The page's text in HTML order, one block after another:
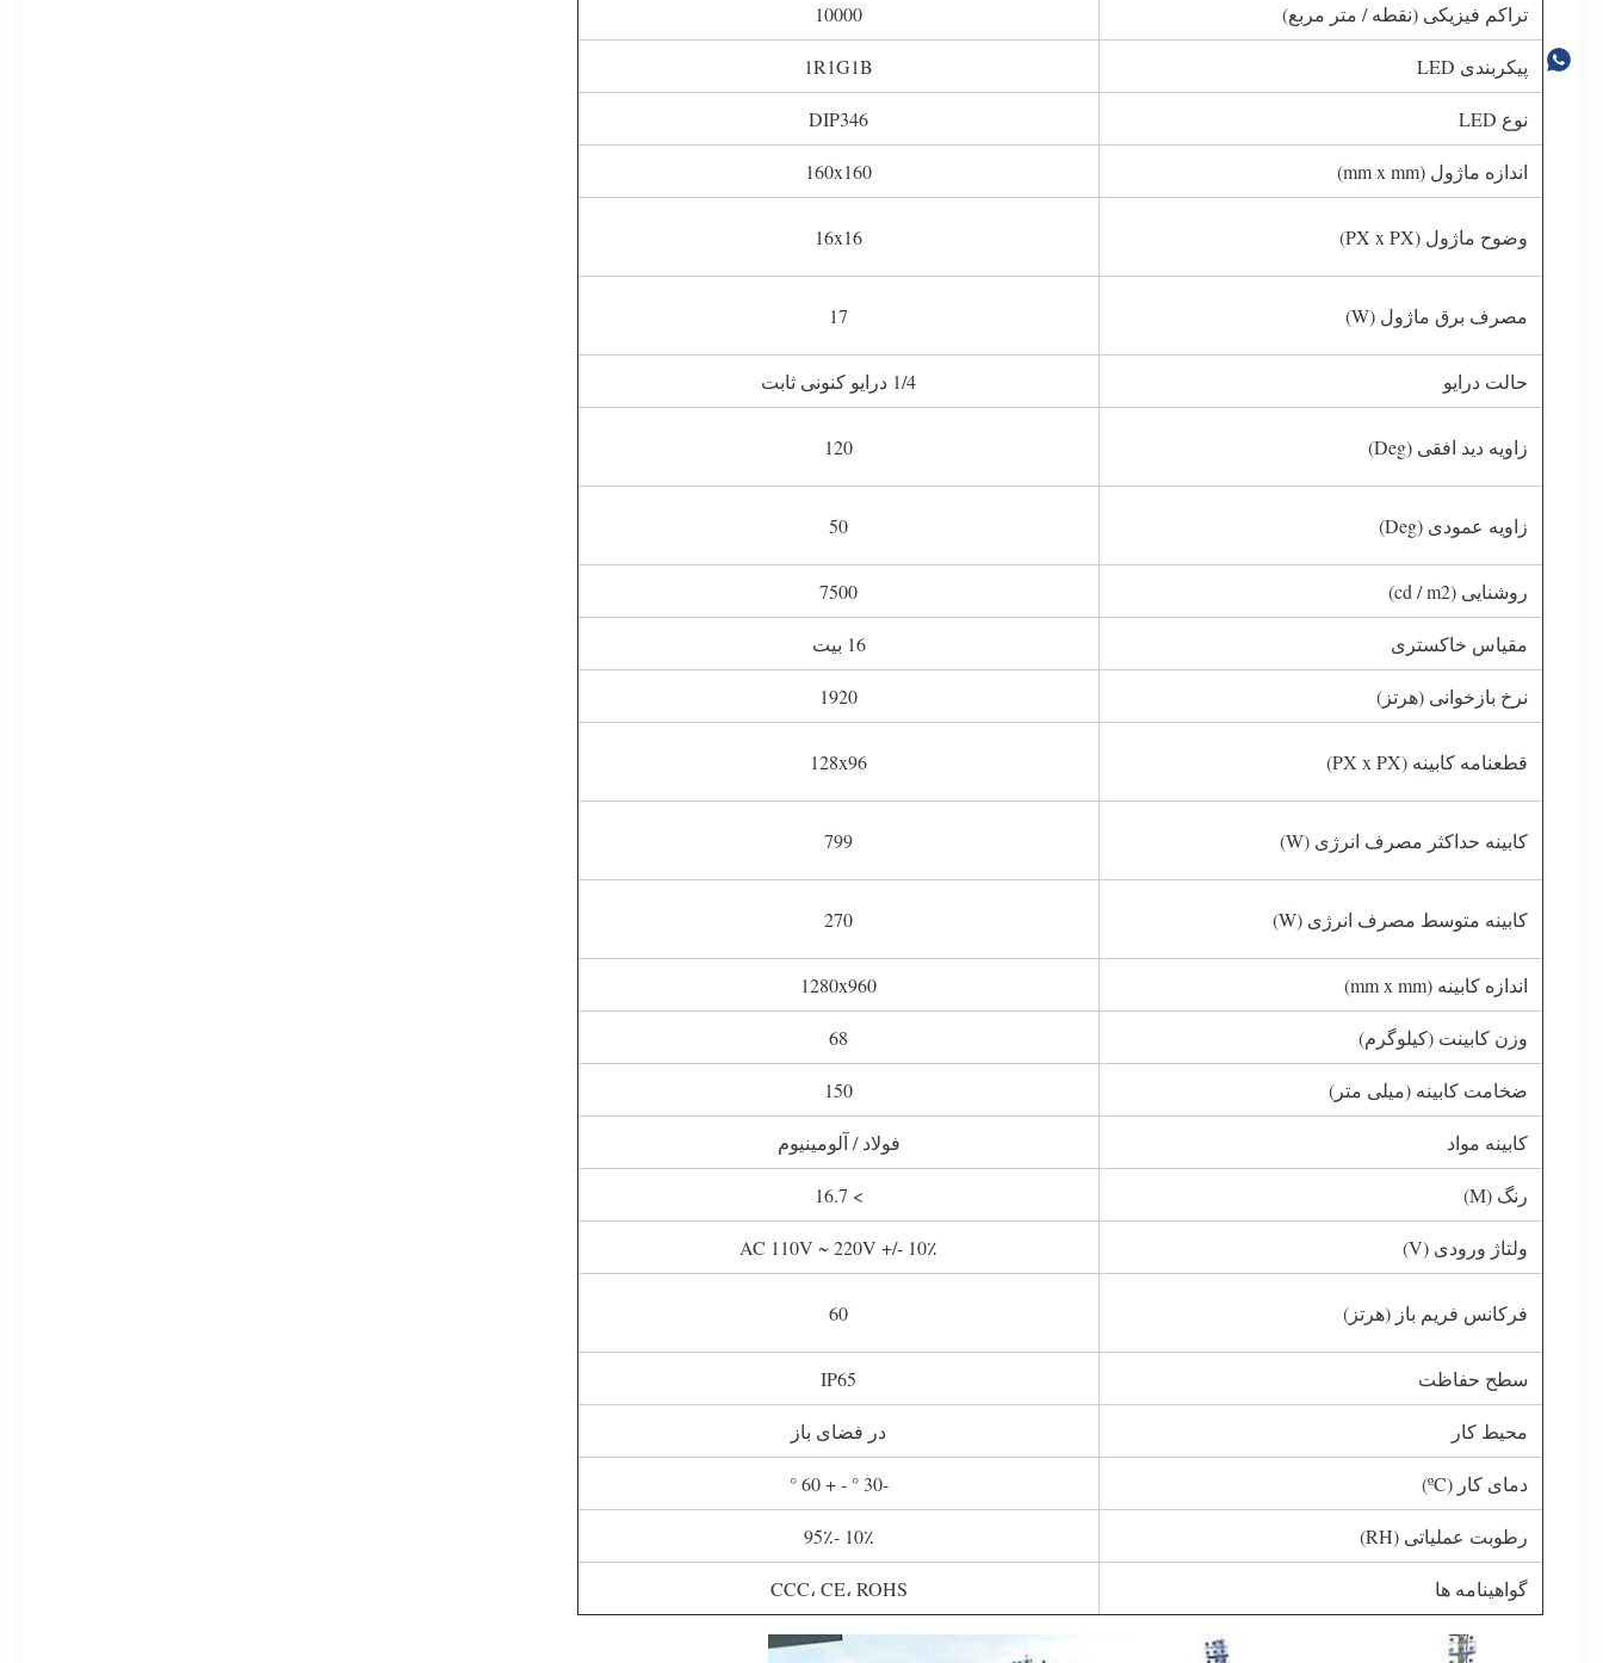
تراکم فیزیکی (نقطه / متر مربع) 10000
پیکربندی LED 1R1G1B
نوع LED DIP346
اندازه ماژول (mm x mm) 160x160
وضوح ماژول (PX x PX) 16x16
مصرف برق ماژول (W) 17
حالت درایو 1/4 درایو کنونی ثابت
زاویه دید افقی (Deg) 120
زاویه عمودی (Deg) 50
روشنایی (cd / m2) 7500
مقیاس خاکستری 16 بیت
نرخ بازخوانی (هرتز) 1920
قطعنامه کابینه (PX x PX) 128x96
کابینه حداکثر مصرف انرژی (W) 799
کابینه متوسط ​​مصرف انرژی (W) 270
اندازه کابینه (mm x mm) 1280x960
وزن کابینت (کیلوگرم) 68
ضخامت کابینه (میلی متر) 150
کابینه مواد فولاد / آلومینیوم
رنگ (M) > 16.7
ولتاژ ورودی (V) AC 110V ~ 220V +/- 10٪
فرکانس فریم باز (هرتز) 60
سطح حفاظت IP65
محیط کار در فضای باز
دمای کار (ºC) -30 ° - + 60 °
رطوبت عملیاتی (RH) 10٪ -95٪
گواهینامه ها CCC، CE، ROHS